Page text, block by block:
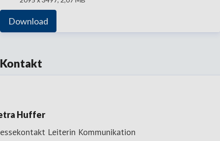
Download
Kontakt
Huffer
Leiterin Kommunikation